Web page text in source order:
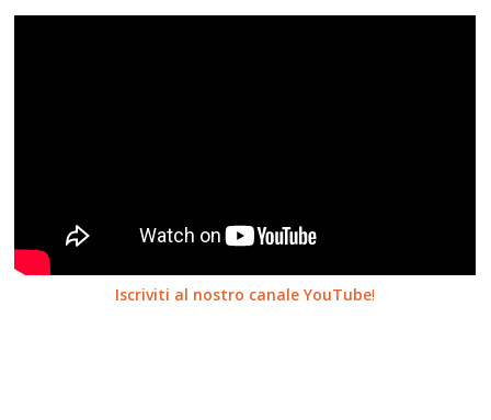
Iscriviti al nostro canale YouTube!